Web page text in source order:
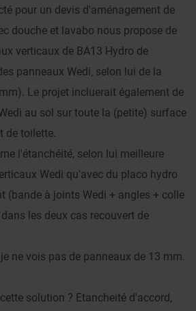
pour un devis d'aménagement de
douche et lavabo nous propose de
verticaux de BA13 Hydro de
panneaux Wedi, selon lui de la
Le projet incluerait également de
au sol sur toute la (petite) surface
de toilette.
l'étanchéité, selon lui meilleure
Wedi qu'avec du placo hydro
(bande à joints Wedi + angles + colle
les deux cas recouvert de
ne vois pas de panneaux de 13 mm.
solution ? Etancheité d'accord,